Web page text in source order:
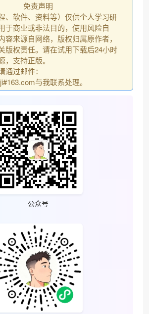
免责声明
、软件、资料等）仅供个人学习研
于商业或非法目的，使用风险自
容来源自网络，版权归属原作者，
版权责任。请在试用下载后24小时
，支持正版。
通过邮件：
与我联系处理。
公众号